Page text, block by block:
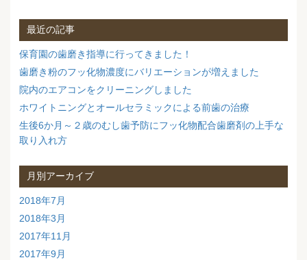
最近の記事
保育園の歯磨き指導に行ってきました！
歯磨き粉のフッ化物濃度にバリエーションが増えました
院内のエアコンをクリーニングしました
ホワイトニングとオールセラミックによる前歯の治療
生後6か月～２歳のむし歯予防にフッ化物配合歯磨剤の上手な
取り入れ方
月別アーカイブ
2018年7月
2018年3月
2017年11月
2017年9月